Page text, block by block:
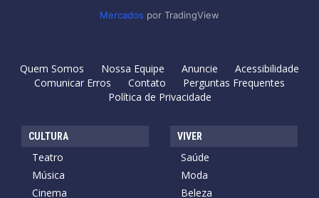
Mercados por TradingView
Quem Somos Nossa Equipe Anuncie
Acessibilidade
Comunicar Erros
Contato
Perguntas Frequentes
Política de Privacidade
CULTURA
Teatro
Música
Cinema
VIVER
Saúde
Moda
Beleza